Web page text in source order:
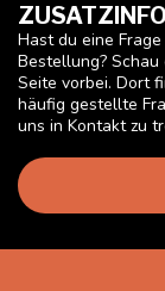
Hast du eine
Bestellung?
Seite vorbei. Dort
häufig gestellte
uns in Kontakt zu